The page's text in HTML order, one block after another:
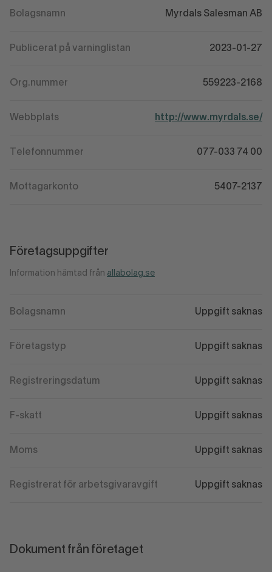
Bolagsnamn Myrdals Salesman AB
Publicerat på varninglistan 2023-01-27
Org.nummer 559223-2168
Webbplats http://www.myrdals.se/
Telefonnummer 077-033 74 00
Mottagarkonto 5407-2137
Företagsuppgifter
Information hämtad från allabolag.se
Bolagsnamn Uppgift saknas
Företagstyp Uppgift saknas
Registreringsdatum Uppgift saknas
F-skatt Uppgift saknas
Moms Uppgift saknas
Registrerat för arbetsgivaravgift Uppgift saknas
Dokument från företaget